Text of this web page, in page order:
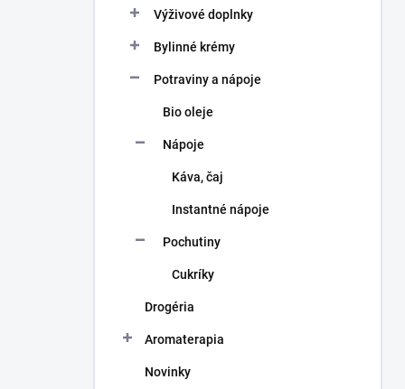
Výživové doplnky
Bylinné krémy
Potraviny a nápoje
Bio oleje
Nápoje
Káva, čaj
Instantné nápoje
Pochutiny
Cukríky
Drogéria
Aromaterapia
Novinky